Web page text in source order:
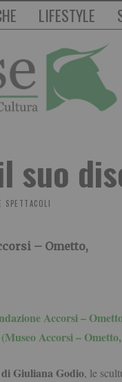
LIFESTYLE
suo
SPETTACOLI
– Ometto,
Accorsi –
Accorsi –
Giuliana Godio, le